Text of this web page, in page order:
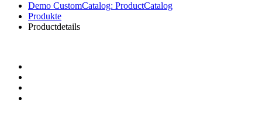
Demo CustomCatalog: ProductCatalog
Produkte
Productdetails